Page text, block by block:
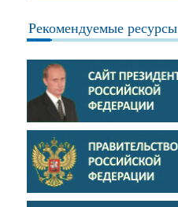
Рекомендуемые ресурсы